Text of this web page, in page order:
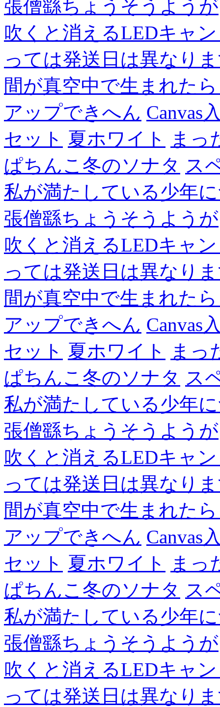
張僧繇ちょうそうようが
吹くと消えるLEDキャ
っては発送日は異なり
間が真空中で生まれた
アップできへん Canvas
セット 夏ホワイト
まっ
ぱちんこ冬のソナタ ス
私が満たしている少年
張僧繇ちょうそうようが
吹くと消えるLEDキャ
っては発送日は異なり
間が真空中で生まれた
アップできへん Canvas
セット 夏ホワイト
まっ
ぱちんこ冬のソナタ ス
私が満たしている少年
張僧繇ちょうそうようが
吹くと消えるLEDキャ
っては発送日は異なり
間が真空中で生まれた
アップできへん Canvas
セット 夏ホワイト
まっ
ぱちんこ冬のソナタ ス
私が満たしている少年
張僧繇ちょうそうようが
吹くと消えるLEDキャ
っては発送日は異なり